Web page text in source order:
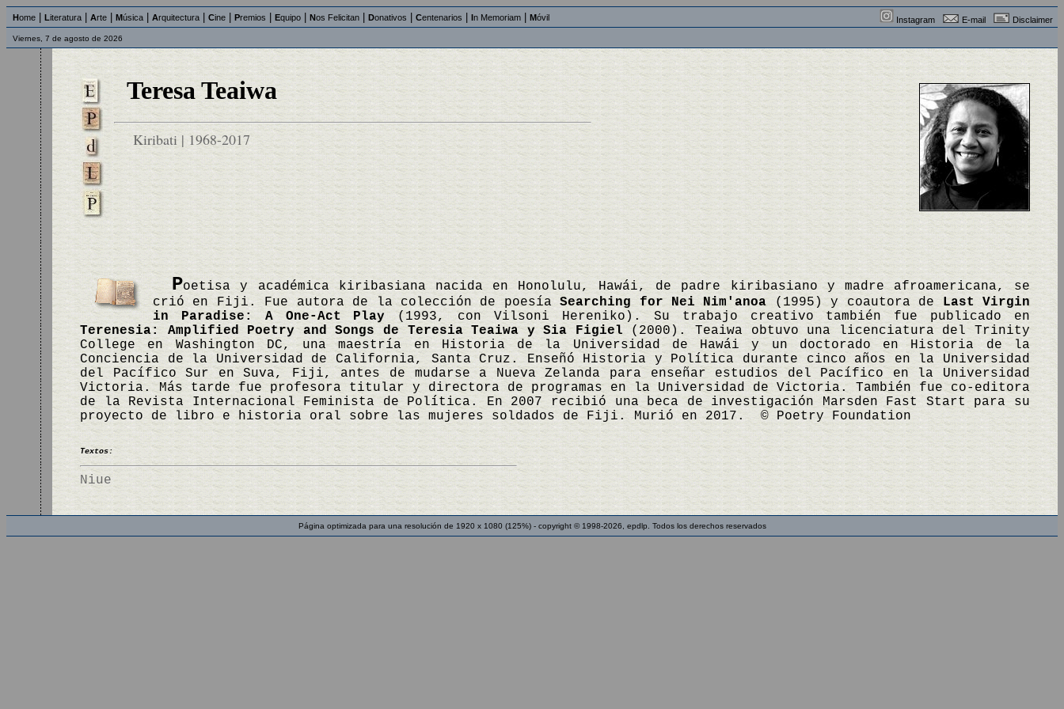
Home Literatura Arte Música Arquitectura Cine Premios Equipo Nos Felicitan Donativos Centenarios In Memoriam Móvil Instagram E-mail Disclaimer
Viernes, 7 de agosto de 2026
Teresa Teaiwa
Kiribati | 1968-2017
Poetisa y académica kiribasiana nacida en Honolulu, Hawái, de padre kiribasiano y madre afroamericana, se
crió en Fiji. Fue autora de la colección de poesíaSearching for Nei Nim'anoa(1995) y coautora de Last Virgin
in Paradise: A One-Act Play (1993, con Vilsoni Hereniko). Su trabajo creativo también fue publicado en
Terenesia: Amplified Poetry and Songs de Teresia Teaiwa y Sia Figiel (2000). Teaiwa obtuvo una licenciatura del Trinity
College en Washington DC, una maestría en Historia de la Universidad de Hawái y un doctorado en Historia de la
Conciencia de la Universidad de California, Santa Cruz. Enseñó Historia y Política durante cinco años en la Universidad
del Pacífico Sur en Suva, Fiji, antes de mudarse a Nueva Zelanda para enseñar estudios del Pacífico en la Universidad
Victoria. Más tarde fue profesora titular y directora de programas en la Universidad de Victoria. También fue co-editora
de la Revista Internacional Feminista de Política. En 2007 recibió una beca de investigación Marsden Fast Start para su
proyecto de libro e historia oral sobre las mujeres soldados de Fiji. Murió en 2017. © Poetry Foundation
Textos:
Niue
Página optimizada para una resolución de 1920 x 1080 (125%) - copyright © 1998-2026, epdlp. Todos los derechos reservados